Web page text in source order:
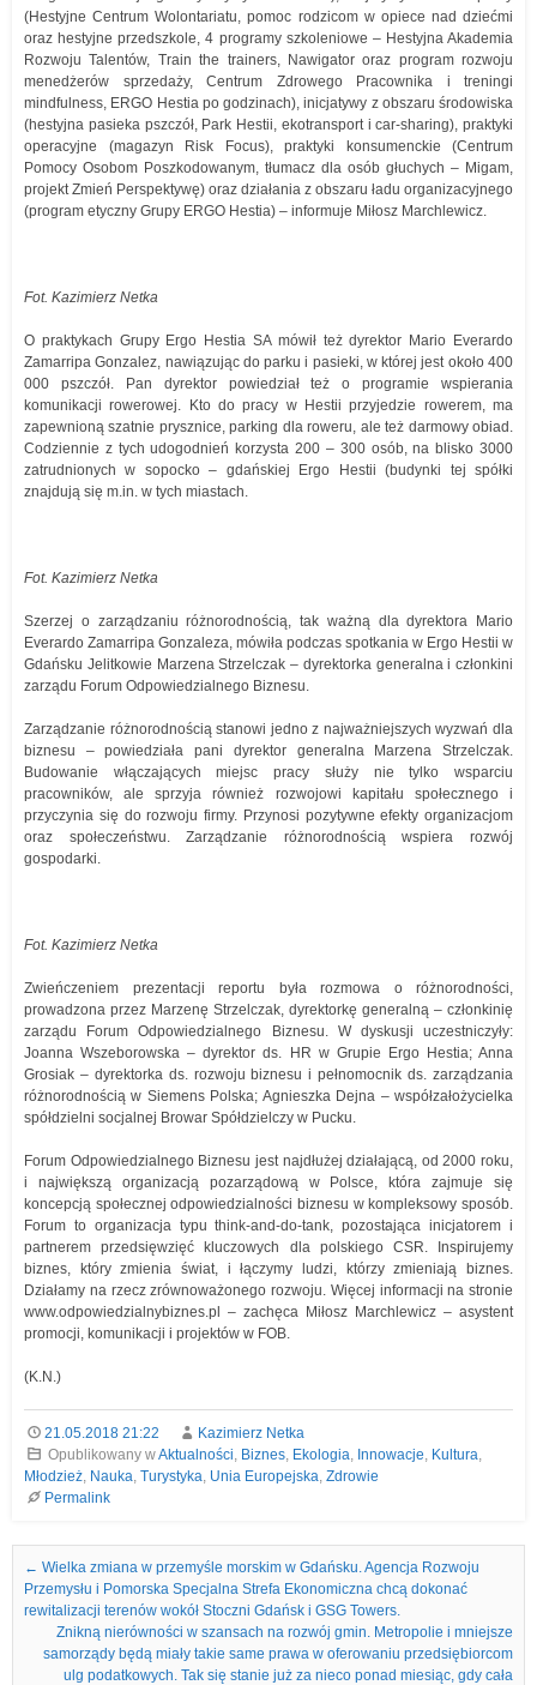
(Hestyjne Centrum Wolontariatu, pomoc rodzicom w opiece nad dziećmi
oraz hestyjne przedszkole, 4 programy szkoleniowe – Hestyjna Akademia
Rozwoju Talentów, Train the trainers, Nawigator oraz program rozwoju
menedżerów sprzedaży, Centrum Zdrowego Pracownika i treningi
mindfulness, ERGO Hestia po godzinach), inicjatywy z obszaru środowiska
(hestyjna pasieka pszczół, Park Hestii, ekotransport i car-sharing), praktyki
operacyjne (magazyn Risk Focus), praktyki konsumenckie (Centrum
Pomocy Osobom Poszkodowanym, tłumacz dla osób głuchych – Migam,
projekt Zmień Perspektywę) oraz działania z obszaru ładu organizacyjnego
(program etyczny Grupy ERGO Hestia) – informuje Miłosz Marchlewicz.
Fot. Kazimierz Netka
O praktykach Grupy Ergo Hestia SA mówił też dyrektor Mario Everardo
Zamarripa Gonzalez, nawiązując do parku i pasieki, w której jest około 400
000 pszczół. Pan dyrektor powiedział też o programie wspierania
komunikacji rowerowej. Kto do pracy w Hestii przyjedzie rowerem, ma
zapewnioną szatnie prysznice, parking dla roweru, ale też darmowy obiad.
Codziennie z tych udogodnień korzysta 200 – 300 osób, na blisko 3000
zatrudnionych w sopocko – gdańskiej Ergo Hestii (budynki tej spółki
znajdują się m.in. w tych miastach.
Fot. Kazimierz Netka
Szerzej o zarządzaniu różnorodnością, tak ważną dla dyrektora Mario
Everardo Zamarripa Gonzaleza, mówiła podczas spotkania w Ergo Hestii w
Gdańsku Jelitkowie Marzena Strzelczak – dyrektorka generalna i członkini
zarządu Forum Odpowiedzialnego Biznesu.
Zarządzanie różnorodnością stanowi jedno z najważniejszych wyzwań dla
biznesu – powiedziała pani dyrektor generalna Marzena Strzelczak.
Budowanie włączających miejsc pracy służy nie tylko wsparciu
pracowników, ale sprzyja również rozwojowi kapitału społecznego i
przyczynia się do rozwoju firmy. Przynosi pozytywne efekty organizacjom
oraz społeczeństwu. Zarządzanie różnorodnością wspiera rozwój
gospodarki.
Fot. Kazimierz Netka
Zwieńczeniem prezentacji reportu była rozmowa o różnorodności,
prowadzona przez Marzenę Strzelczak, dyrektorkę generalną – członkinię
zarządu Forum Odpowiedzialnego Biznesu. W dyskusji uczestniczyły:
Joanna Wszeborowska – dyrektor ds. HR w Grupie Ergo Hestia; Anna
Grosiak – dyrektorka ds. rozwoju biznesu i pełnomocnik ds. zarządzania
różnorodnością w Siemens Polska; Agnieszka Dejna – współzałożycielka
spółdzielni socjalnej Browar Spółdzielczy w Pucku.
Forum Odpowiedzialnego Biznesu jest najdłużej działającą, od 2000 roku,
i największą organizacją pozarządową w Polsce, która zajmuje się
koncepcją społecznej odpowiedzialności biznesu w kompleksowy sposób.
Forum to organizacja typu think-and-do-tank, pozostająca inicjatorem i
partnerem przedsięwzięć kluczowych dla polskiego CSR. Inspirujemy
biznes, który zmienia świat, i łączymy ludzi, którzy zmieniają biznes.
Działamy na rzecz zrównoważonego rozwoju. Więcej informacji na stronie
www.odpowiedzialnybiznes.pl – zachęca Miłosz Marchlewicz – asystent
promocji, komunikacji i projektów w FOB.
(K.N.)
21.05.2018 21:22
Kazimierz Netka
Opublikowany wAktualności, Biznes, Ekologia, Innowacje, Kultura,
Młodzież, Nauka, Turystyka, Unia Europejska, Zdrowie
Permalink
Nawigacja we wpisach
← Wielka zmiana w przemyśle morskim w Gdańsku. Agencja Rozwoju
Przemysłu i Pomorska Specjalna Strefa Ekonomiczna chcą dokonać
rewitalizacji terenów wokół Stoczni Gdańsk i GSG Towers.
Znikną nierówności w szansach na rozwój gmin. Metropolie i mniejsze
samorządy będą miały takie same prawa w oferowaniu przedsiębiorcom
ulg podatkowych. Tak się stanie już za nieco ponad miesiąc, gdy cała